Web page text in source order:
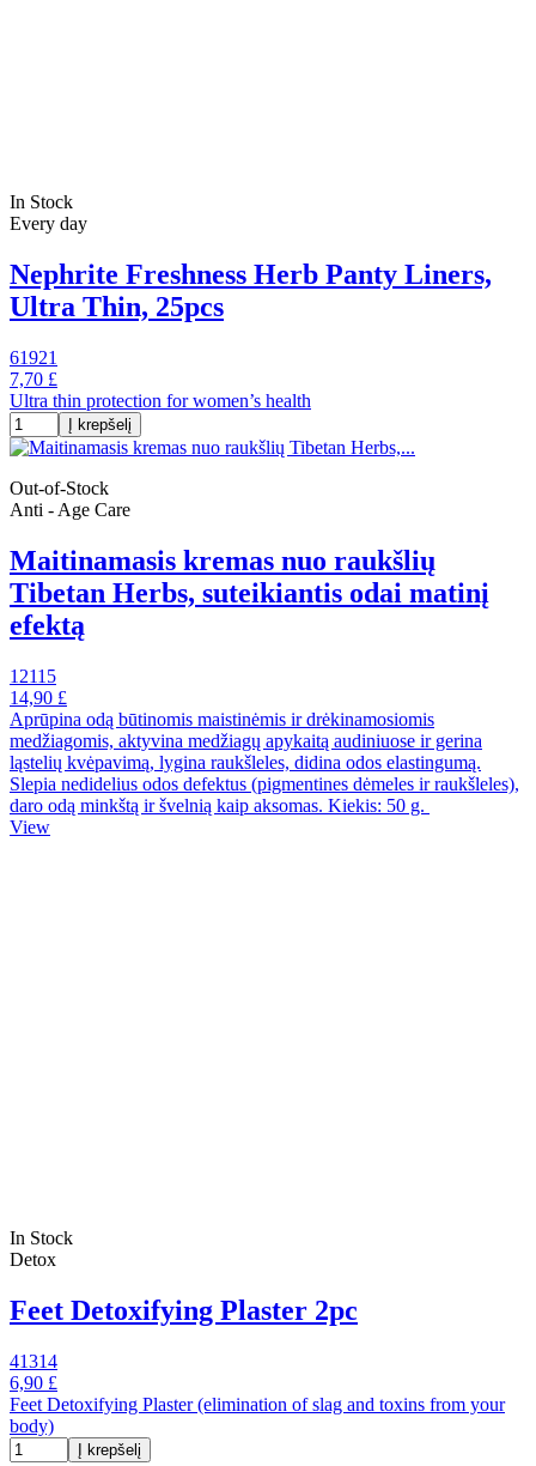
In Stock
Every day
Nephrite Freshness Herb Panty Liners,
Ultra Thin, 25pcs
61921
7,70 £
Ultra thin protection for women’s health
Į krepšelį
Out-of-Stock
Anti - Age Care
Maitinamasis kremas nuo raukšlių
Tibetan Herbs, suteikiantis odai matinį
efektą
12115
14,90 £
Aprūpina odą būtinomis maistinėmis ir drėkinamosiomis
medžiagomis, aktyvina medžiagų apykaitą audiniuose ir gerina
ląstelių kvėpavimą, lygina raukšleles, didina odos elastingumą.
Slepia nedidelius odos defektus (pigmentines dėmeles ir raukšleles),
daro odą minkštą ir švelnią kaip aksomas. Kiekis: 50 g.
View
In Stock
Detox
Feet Detoxifying Plaster 2pc
41314
6,90 £
Feet Detoxifying Plaster (elimination of slag and toxins from your
body)
Į krepšelį